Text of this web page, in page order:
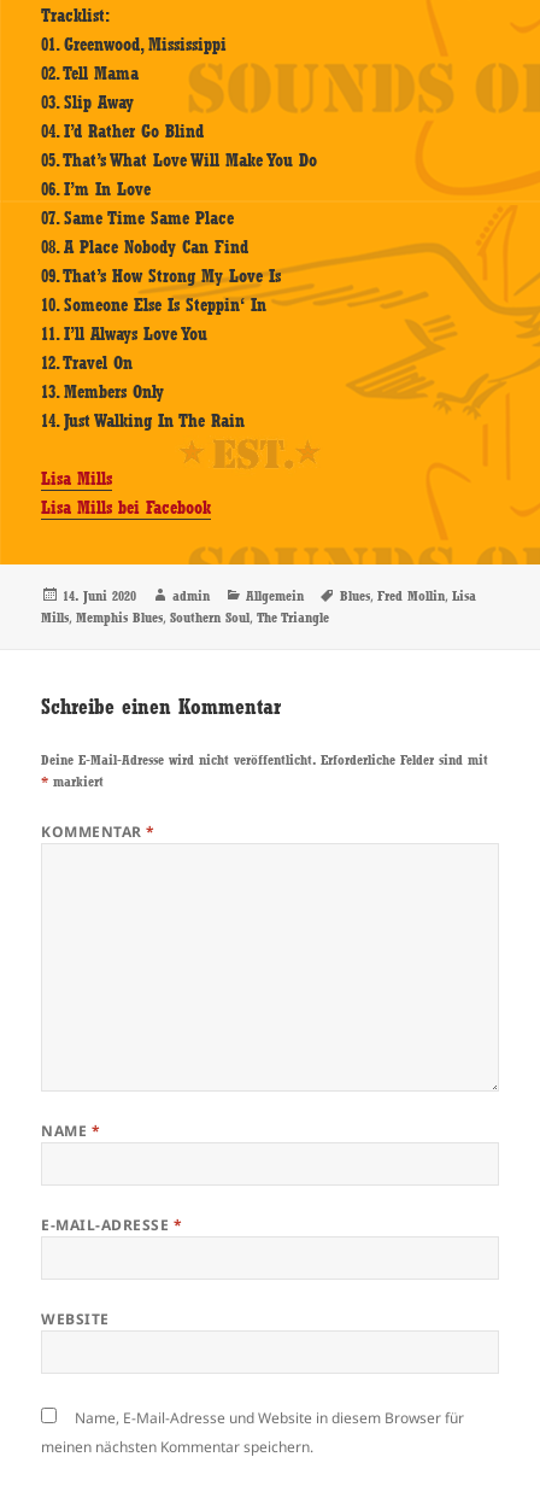
Tracklist:
01. Greenwood, Mississippi
02. Tell Mama
03. Slip Away
04. I’d Rather Go Blind
05. That’s What Love Will Make You Do
06. I’m In Love
07. Same Time Same Place
08. A Place Nobody Can Find
09. That’s How Strong My Love Is
10. Someone Else Is Steppin‘ In
11. I’ll Always Love You
12. Travel On
13. Members Only
14. Just Walking In The Rain
Lisa Mills
Lisa Mills bei Facebook
Veröffentlicht
am
14. Juni 2020 Autor
admin Kategorien
Allgemein Schlagwörter
Blues,Fred Mollin,Lisa
Mills,Memphis Blues,Southern Soul,The Triangle
Schreibe einen Kommentar
Deine E-Mail-Adresse wird nicht veröffentlicht. Erforderliche Felder sind mit
* markiert
KOMMENTAR*
NAME *
E-MAIL-ADRESSE *
WEBSITE
Name, E-Mail-Adresse und Website in diesem Browser für
meinen nächsten Kommentar speichern.